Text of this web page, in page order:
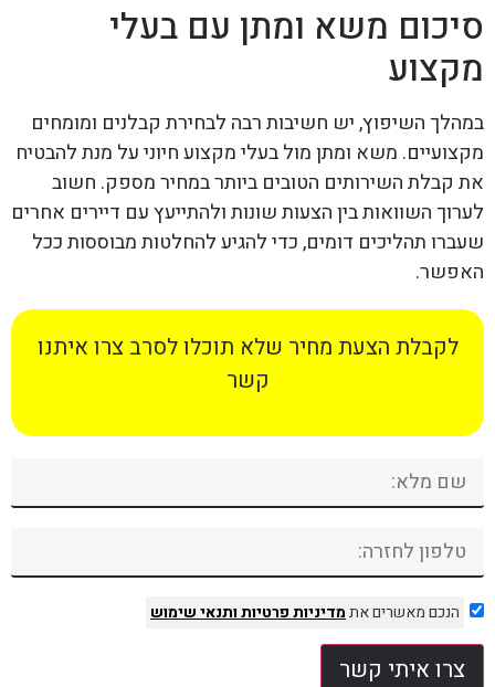
סיכום משא ומתן עם בעלי
מקצוע
במהלך השיפוץ, יש חשיבות רבה לבחירת קבלנים ומומחים
מקצועיים. משא ומתן מול בעלי מקצוע חיוני על מנת להבטיח
את קבלת השירותים הטובים ביותר במחיר מספק. חשוב
לערוך השוואות בין הצעות שונות ולהתייעץ עם דיירים אחרים
שעברו תהליכים דומים, כדי להגיע להחלטות מבוססות ככל
האפשר.
לקבלת הצעת מחיר שלא תוכלו לסרב צרו איתנו
קשר
הנכם מאשרים אתמדיניות פרטיותותנאי שימוש
צרו איתי קשר